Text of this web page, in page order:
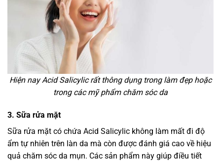
Hiện nay Acid Salicylic rất thông dụng trong làm đẹp hoặc
trong các mỹ phẩm chăm sóc da
3. Sữa rửa mặt
Sữa rửa mặt có chứa Acid Salicylic không làm mất đi độ
ẩm tự nhiên trên làn da mà còn được đánh giá cao về hiệu
quả chăm sóc da mụn. Các sản phẩm này giúp điều tiết